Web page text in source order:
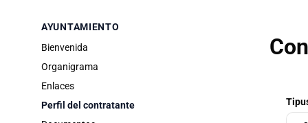
AYUNTAMIENTO
Bienvenida
Organigrama
Enlaces
Perfil del contratante